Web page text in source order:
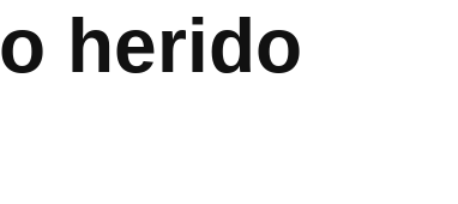
herido